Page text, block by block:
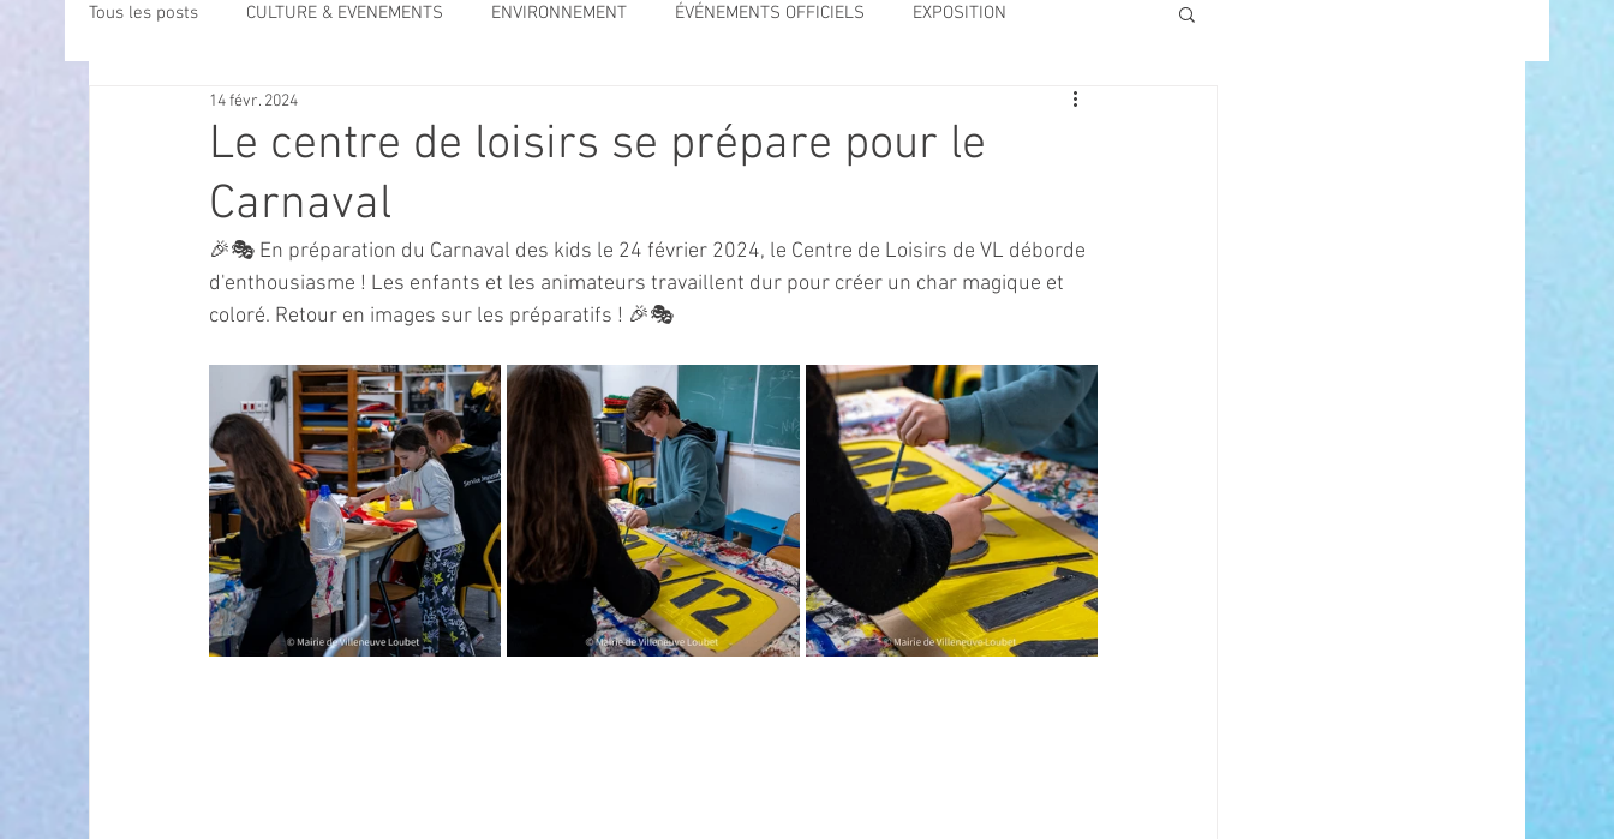
Tous les posts CULTURE & EVENEMENTS ENVIRONNEMENT ÉVÉNEMENTS OFFICIELS EXPOSITION
OFFRES D'EMPLOI
ECONOMIE ECO MOBILITE
TRANSPORT Activité culture & musique
FETES & MANIFESTATIONS SECURITE HANDICAP CENTRE DE LOISIRS PREVENTION DE LA DELINQUANCE
POLE CULTUREL AUGUSTE ESCOFFIER Science
Le centre de loisirs se prépare pour le
Carnaval
14 févr. 2024
🎉🎭 En préparation du Carnaval des kids le 24 février 2024, le Centre de Loisirs de VL déborde
d'enthousiasme ! Les enfants et les animateurs travaillent dur pour créer un char magique et
coloré. Retour en images sur les préparatifs ! 🎉🎭